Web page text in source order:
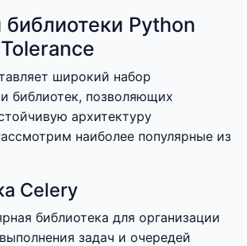
Python
широкий набор
библиотек, позволяющих
архитектуру
наиболее популярные из
Celery
библиотека для организации
задач и очередей